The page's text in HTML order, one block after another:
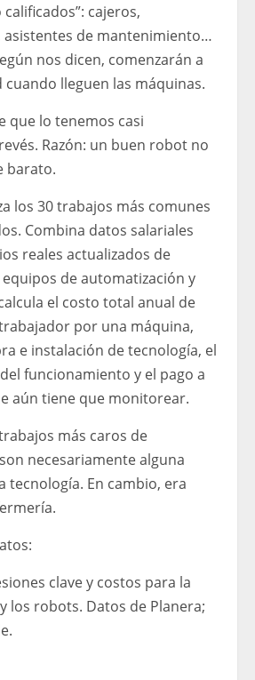
cajeros,
asistentes de mantenimiento…
nos dicen, comenzarán a
cuando lleguen las máquinas.
que lo tenemos casi
Razón: un buen robot no
barato.
los 30 trabajos más comunes
Combina datos salariales
reales actualizados de
de automatización y
el costo total anual de
por una máquina,
e instalación de tecnología, el
funcionamiento y el pago a
aún tiene que monitorear.
más caros de
necesariamente alguna
tecnología. En cambio, era
clave y costos para la
los robots. Datos de Planera;